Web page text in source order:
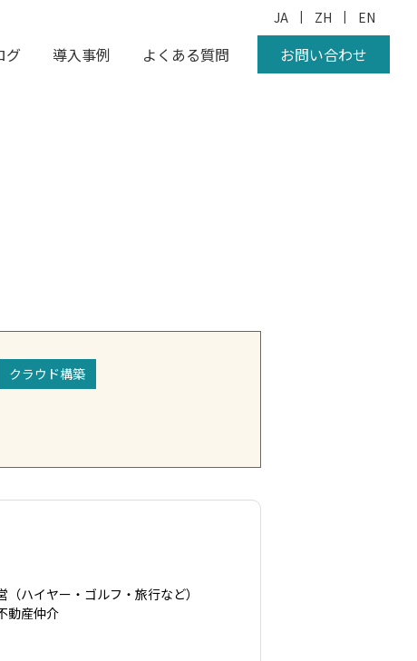
グ 導入事例 よくある質問
JA | ZH | EN
お問い合わせ
クラウド構築
ハイヤー・ゴルフ・旅行など）
動産仲介